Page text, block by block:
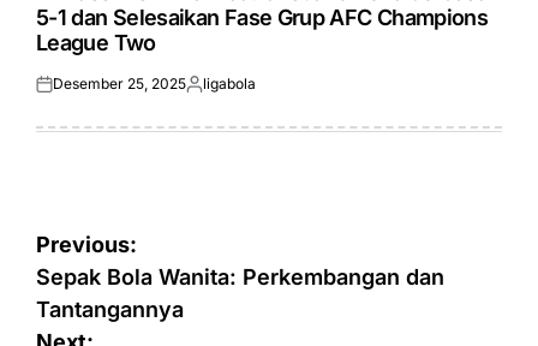
5-1 dan Selesaikan Fase Grup AFC Champions
League Two
Posted
Desember 25, 2025Posted
ligabola
Navigasi
pos
Previous:
Sepak Bola Wanita: Perkembangan dan
Tantangannya